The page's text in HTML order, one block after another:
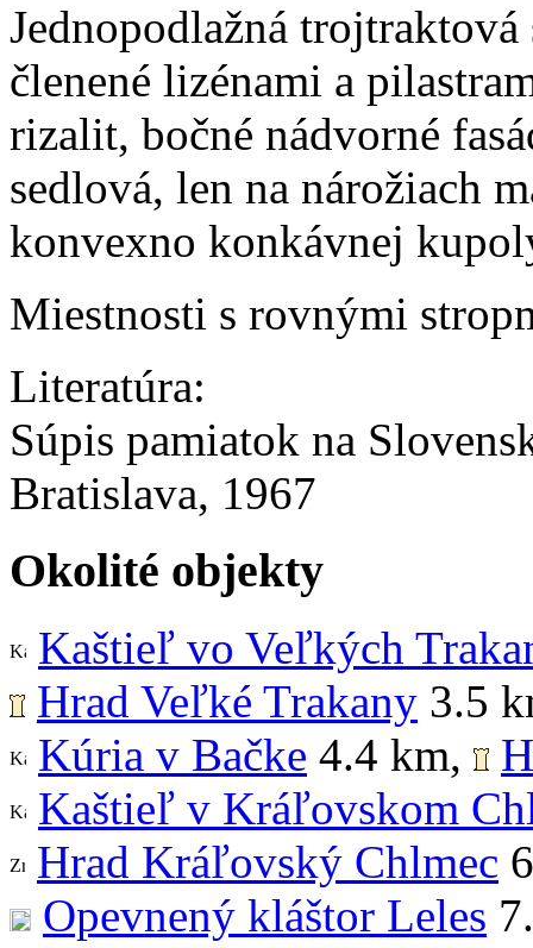
Jednopodlažná
členené lizénami a
rizalit, bočné nádvorné
sedlová, len na nárožiach
konvexno konkávnej
Miestnosti s rovnými
Literatúra:
Súpis pamiatok na
Bratislava, 1967
Okolité objekty
Kaštieľ vo Veľkých
Hrad Veľké Trakany 3.5
Kúria v Bačke 4.4 km,
Kaštieľ v Kráľovskom
Hrad Kráľovský Chlmec
Opevnený kláštor Leles